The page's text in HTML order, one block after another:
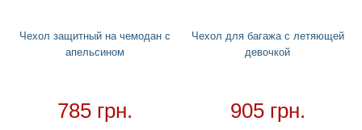
Cмешные очки
Чехлы для чемоданов
Чехол защитный на чемодан с
апельсином
785 грн.
Чехол для багажа с летяющей
девочкой
905 грн.